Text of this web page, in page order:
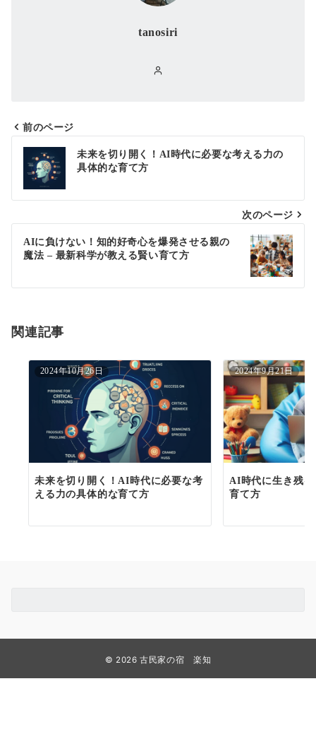
tanosiri
投
ナ
ビ
ゲ
シ
ン
前のページ
未来を切り開く！AI時代に必要な考える力の
具体的な育て方
次のページ
AIに負けない！知的好奇心を爆発させる親の
魔法 – 最新科学が教える賢い育て方
関連記事
2024年10月26日
未来を切り開く！AI時代に必要な考
える力の具体的な育て方
2024年9月21日
AI時代に生き残
育て方
© 2026古民家の宿 楽知